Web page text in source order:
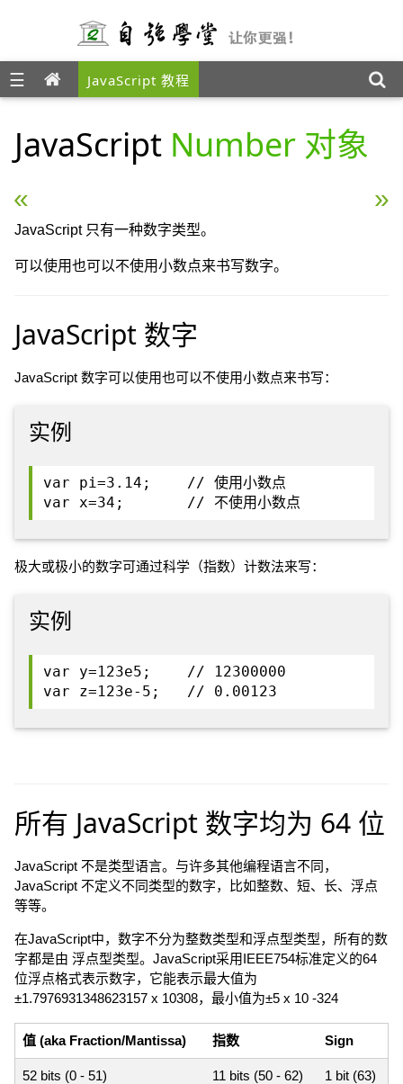
☰ JavaScript 教程
JavaScript Number 对象
« JavaScript 对象 JavaScript 字符串（
JavaScript 只有一种数字类型。
可以使用也可以不使用小数点来书写数字。
JavaScript 数字
JavaScript 数字可以使用也可以不使用小数点来书写：
实例
var pi=3.14; // 使用小数点
var x=34; // 不使用小数点
极大或极小的数字可通过科学（指数）计数法来写：
实例
var y=123e5; // 12300000
var z=123e-5; // 0.00123
所有 JavaScript 数字均为 64 位
JavaScript 不是类型语言。与许多其他编程语言不同，
JavaScript 不定义不同类型的数字，比如整数、短、长、浮点
等等。
在JavaScript中，数字不分为整数类型和浮点型类型，所有的数
字都是由 浮点型类型。JavaScript采用IEEE754标准定义的64
位浮点格式表示数字，它能表示最大值为
±1.7976931348623157 x 10308，最小值为±5 x 10 -324
值 (aka Fraction/Mantissa) 指数 Sign
52 bits (0 - 51) 11 bits (50 - 62) 1 bit (63)